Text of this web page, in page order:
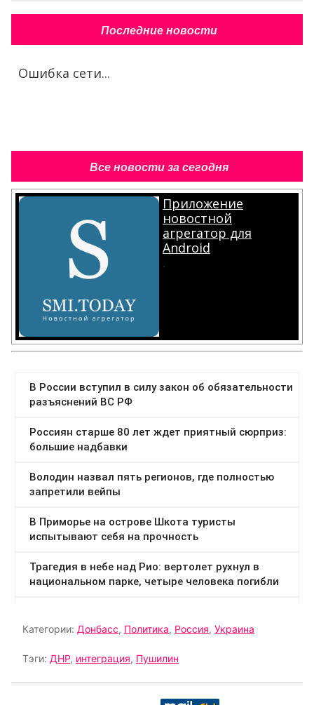
Последние новости
Ошибка сети...
Все новости за сегодня
Приложение
новостной
агрегатор для
Android
.
Категории: Донбасс, Политика, Россия, Украина
Тэги: ДНР, интеграция, Пушилин